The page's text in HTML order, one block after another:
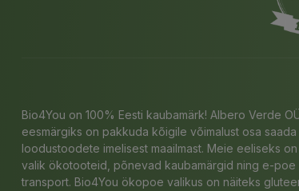
Bio4You on 100% Eesti kaubamärk! Albero Verde
eesmärgiks on pakkuda kõigile võimalust osa
loodustoodete imelisest maailmast. Meie eeliseks
valik ökotooteid, põnevad kaubamärgid ning e-poe
transport. Bio4You ökopoe valikus on näiteks